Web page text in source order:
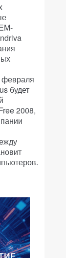
февраля
будет
2008,